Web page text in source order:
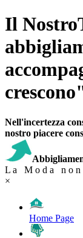
Il
Nell'incertezza
nostro piacere
L a M o d a n o n
×
Home Page